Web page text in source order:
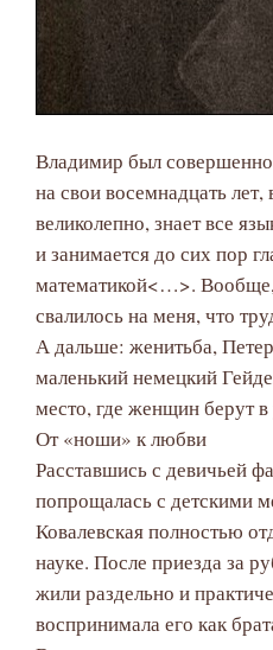
Владимир был
на свои восемнадцать
великолепно, знает все
и занимается до сих пор
математикой<…>. Вообще,
свалилось на меня, что
А дальше: женитьба,
маленький немецкий
место, где женщин берут в
От «ноши» к любви
Расставшись с девичьей
попрощалась с детскими
Ковалевская полностью
науке. После приезда за
жили раздельно и
воспринимала его как